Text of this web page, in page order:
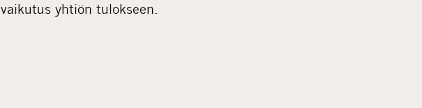
vaikutus yhtiön tulokseen.